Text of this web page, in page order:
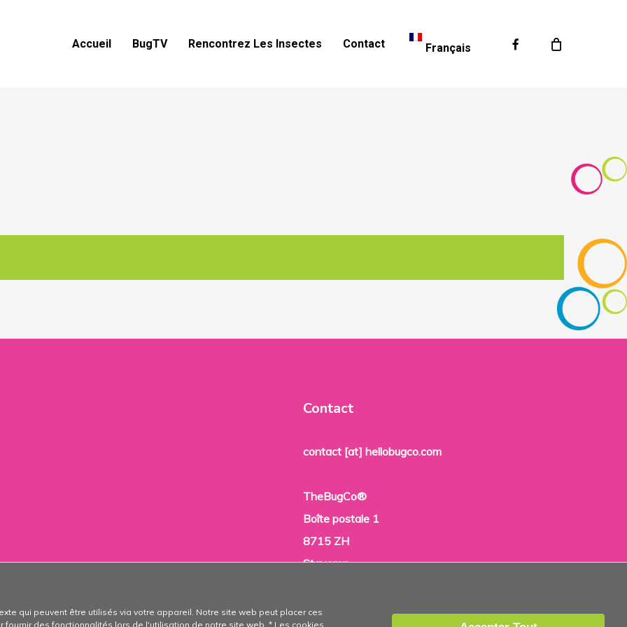
Accueil BugTV Rencontrez Les Insectes Contact Français Facebook
Contact
contact [at] hellobugco.com
TheBugCo®
Boîte postale 1
8715 ZH
Stavoren
qui peuvent être utilisés via votre appareil. Notre site web peut placer ces
des fonctionnalités lors de l'utilisation de notre site web. * Les cookies